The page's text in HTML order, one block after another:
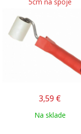
3,59 €
Na sklade